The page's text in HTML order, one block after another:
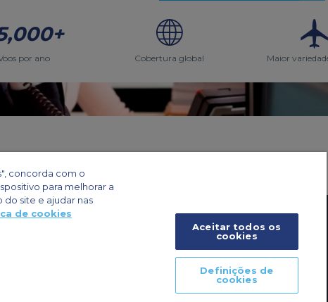
por ano Cobertura global Maior
concorda com o
para melhorar a
do site e ajudar nas
de cookies
Aceitar todos os
cookies
Definições de
cookies